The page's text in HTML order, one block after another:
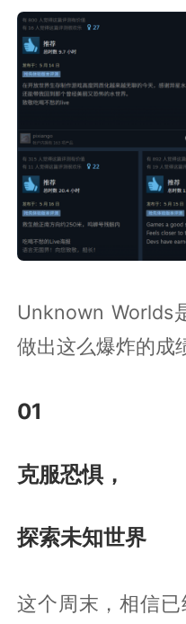
Unknown Worlds
做出这么爆炸的成
01
克服恐惧，
探索未知世界
这个周末，相信